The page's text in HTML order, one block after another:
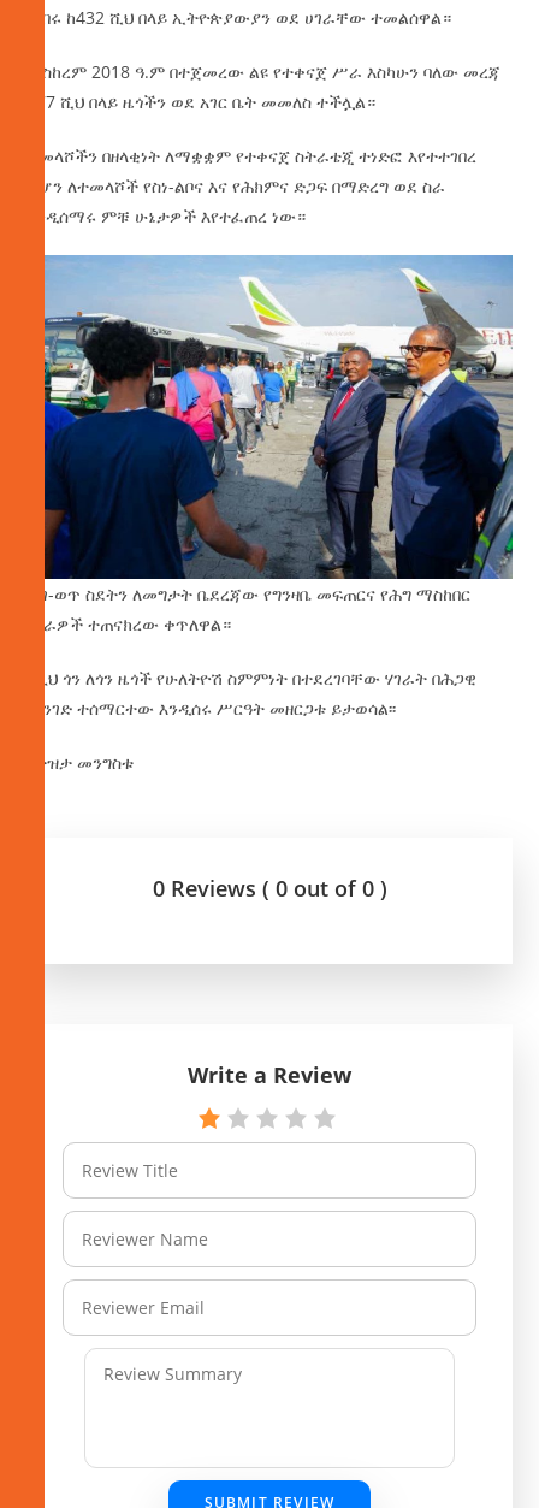
የነበሩ ከ432 ሺህ በላይ ኢትዮጵያውያን ወደ ሀገራቸው ተመልሰዋል።
መስከረም 2018 ዓ.ም በተጀመረው ልዩ የተቀናጀ ሥራ እስካሁን ባለው መረጃ
ከ77 ሺህ በላይ ዜጎችን ወደ አገር ቤት መመለስ ተችሏል።
ተመላሾችን በዘላቂነት ለማቋቋም የተቀናጀ ስትራቴጂ ተነድፎ እየተተገበረ
ሲሆን ለተመላሾች የስነ-ልቦና እና የሕክምና ድጋፍ በማድረግ ወደ ስራ
እንዲሰማሩ ምቹ ሁኔታዎች እየተፈጠረ ነው።
ሕገ-ወጥ ስደትን ለመግታት ቤደረጃው የግንዛቤ መፍጠርና የሕግ ማስከበር
ሥራዎች ተጠናክረው ቀጥለዋል።
ከዚህ ጎን ለጎን ዜጎች የሁለትዮሽ ስምምነት በተደረገባቸው ሃገራት በሕጋዊ
መንገድ ተሰማርተው እንዲሰሩ ሥርዓት መዘርጋቱ ይታወሳል፡፡
በትዝታ መንግስቱ
0 Reviews ( 0 out of 0 )
Write a Review
SUBMIT REVIEW